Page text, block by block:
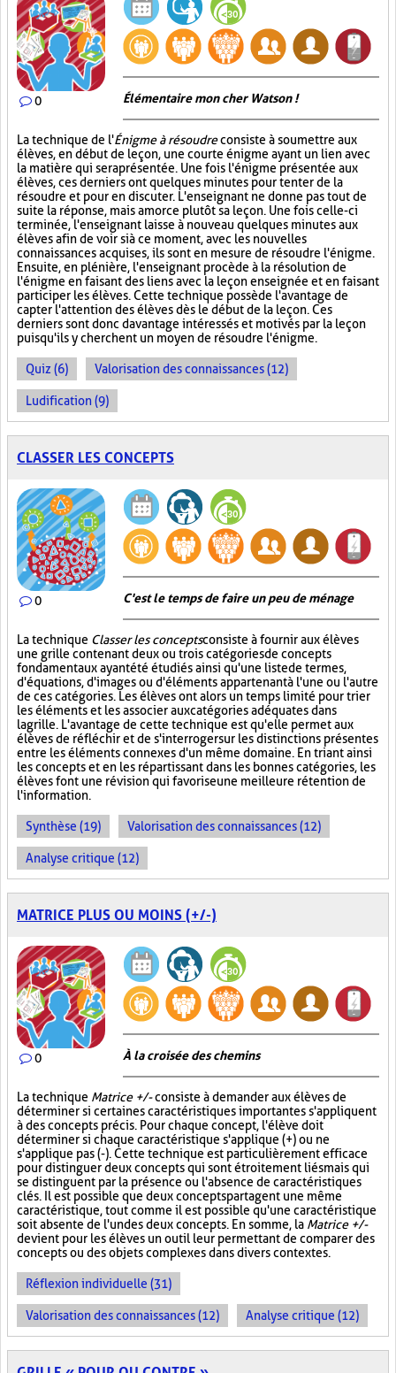
0 Élémentaire mon cher Watson !
La technique de l'Énigme à résoudreconsiste à soumettre aux
élèves, en début de leçon, une courte énigme ayant un lien avec
la matière qui sera présentée. Une fois l'énigme présentée aux
élèves, ces derniers ont quelques minutes pour tenter de la
résoudre et pour en discuter. L'enseignant ne donne pas tout de
suite la réponse, mais amorce plutôt sa leçon. Une fois celle-ci
terminée, l'enseignant laisse à nouveau quelques minutes aux
élèves afin de voir si à ce moment, avec les nouvelles
connaissances acquises, ils sont en mesure de résoudre l'énigme.
Ensuite, en plénière, l'enseignant procède à la résolution de
l'énigme en faisant des liens avec la leçon enseignée et en faisant
participer les élèves. Cette technique possède l'avantage de
capter l'attention des élèves dès le début de la leçon. Ces
derniers sont donc davantage intéressés et motivés par la leçon
puisqu'ils y cherchent un moyen de résoudre l'énigme.
Quiz (6) Valorisation des connaissances (12)
Ludification (9)
CLASSER LES CONCEPTS
0 C'est le temps de faire un peu de ménage
La technique Classer les conceptsconsiste à fournir aux élèves
une grille contenant deux ou trois catégories de concepts
fondamentaux ayant été étudiés ainsi qu'une liste de termes,
d'équations, d'images ou d'éléments appartenant à l'une ou l'autre
de ces catégories. Les élèves ont alors un temps limité pour trier
les éléments et les associer aux catégories adéquates dans
la grille. L'avantage de cette technique est qu'elle permet aux
élèves de réfléchir et de s'interroger sur les distinctions présentes
entre les éléments connexes d'un même domaine. En triant ainsi
les concepts et en les répartissant dans les bonnes catégories, les
élèves font une révision qui favorise une meilleure rétention de
l'information.
Synthèse (19) Valorisation des connaissances (12)
Analyse critique (12)
MATRICE PLUS OU MOINS (+/-)
0 À la croisée des chemins
La technique Matrice +/-consiste à demander aux élèves de
déterminer si certaines caractéristiques importantes s'appliquent
à des concepts précis. Pour chaque concept, l'élève doit
déterminer si chaque caractéristique s'applique (+) ou ne
s'applique pas (-). Cette technique est particulièrement efficace
pour distinguer deux concepts qui sont étroitement liés mais qui
se distinguent par la présence ou l'absence de caractéristiques
clés. Il est possible que deux concepts partagent une même
caractéristique, tout comme il est possible qu'une caractéristique
soit absente de l'un des deux concepts. En somme, la Matrice +/-
devient pour les élèves un outil leur permettant de comparer des
concepts ou des objets complexes dans divers contextes.
Réflexion individuelle (31)
Valorisation des connaissances (12) Analyse critique (12)